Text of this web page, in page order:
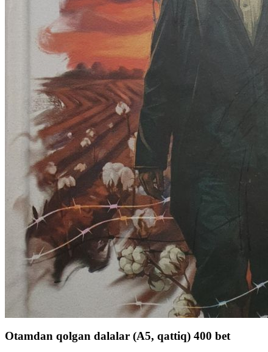
Otamdan qolgan dalalar (А5, qattiq) 400 bet